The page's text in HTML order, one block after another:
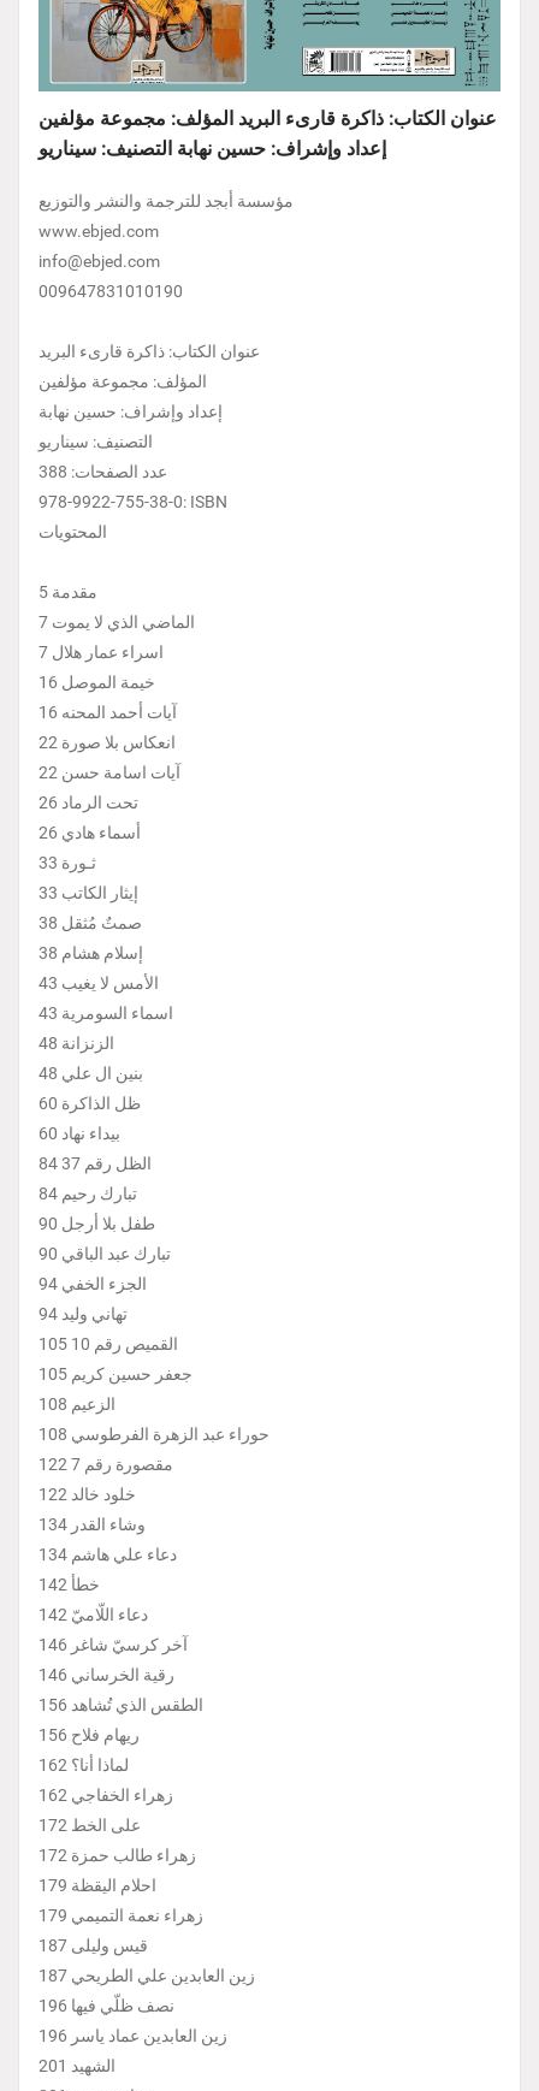
عنوان الكتاب: ذاكرة قارىء البريد المؤلف: مجموعة مؤلفين
إعداد وإشراف: حسين نهابة التصنيف: سيناريو
مؤسسة أبجد للترجمة والنشر والتوزيع
www.ebjed.com
info@ebjed.com
009647831010190
عنوان الكتاب: ذاكرة قارىء البريد
المؤلف: مجموعة مؤلفين
إعداد وإشراف: حسين نهابة
التصنيف: سيناريو
عدد الصفحات: 388
978-9922-755-38-0: ISBN
المحتويات
مقدمة 5
الماضي الذي لا يموت 7
اسراء عمار هلال 7
خيمة الموصل 16
آيات أحمد المحنه 16
انعكاس بلا صورة 22
آيات اسامة حسن 22
تحت الرماد 26
أسماء هادي 26
ثـورة 33
إيثار الكاتب 33
صمتٌ مُثقل 38
إسلام هشام 38
الأمس لا يغيب 43
اسماء السومرية 43
الزنزانة 48
بنين ال علي 48
ظل الذاكرة 60
بيداء نهاد 60
الظل رقم 37 84
تبارك رحيم 84
طفل بلا أرجل 90
تبارك عبد الباقي 90
الجزء الخفي 94
تهاني وليد 94
القميص رقم 10 105
جعفر حسين كريم 105
الزعيم 108
حوراء عبد الزهرة الفرطوسي 108
مقصورة رقم 7 122
خلود خالد 122
وشاء القدر 134
دعاء علي هاشم 134
خطأ 142
دعاء اللّاميّ 142
آخر كرسيّ شاغر 146
رقية الخرساني 146
الطقس الذي تُشاهد 156
ريهام فلاح 156
لماذا أنا؟ 162
زهراء الخفاجي 162
على الخط 172
زهراء طالب حمزة 172
احلام اليقظة 179
زهراء نعمة التميمي 179
قيس وليلى 187
زين العابدين علي الطريحي 187
نصف ظلّي فيها 196
زين العابدين عماد ياسر 196
الشهيد 201